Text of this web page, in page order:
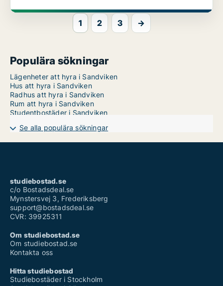
1 2 3 →
Populära sökningar
Lägenheter att hyra i Sandviken
Hus att hyra i Sandviken
Radhus att hyra i Sandviken
Rum att hyra i Sandviken
Studentbostäder i Sandviken
Se alla populära sökningar
studiebostad.se
c/o Bostadsdeal.se
Mynstersvej 3, Frederiksberg
support@bostadsdeal.se
CVR: 39925311
Om studiebostad.se
Om studiebostad.se
Kontakta oss
Hitta studiebostad
Studiebostäder i Stockholm